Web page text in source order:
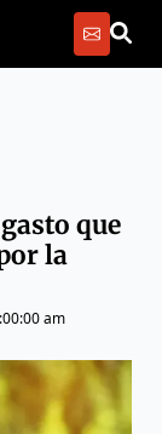
que
la
am